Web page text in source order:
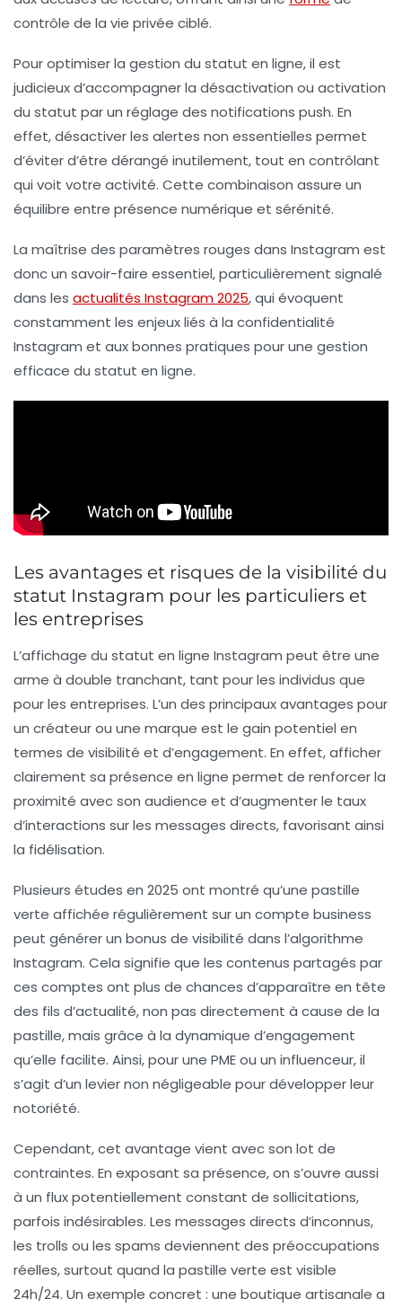
contrôle de la vie privée ciblé.
Pour optimiser la gestion du statut en ligne, il est
judicieux d’accompagner la désactivation ou activation
du statut par un réglage des notifications push. En
effet, désactiver les alertes non essentielles permet
d’éviter d’être dérangé inutilement, tout en contrôlant
qui voit votre activité. Cette combinaison assure un
équilibre entre présence numérique et sérénité.
La maîtrise des paramètres rouges dans Instagram est
donc un savoir-faire essentiel, particulièrement signalé
dans les actualités Instagram 2025, qui évoquent
constamment les enjeux liés à la confidentialité
Instagram et aux bonnes pratiques pour une gestion
efficace du statut en ligne.
Les avantages et risques de la visibilité du
statut Instagram pour les particuliers et
les entreprises
L’affichage du statut en ligne Instagram peut être une
arme à double tranchant, tant pour les individus que
pour les entreprises. L’un des principaux avantages pour
un créateur ou une marque est le gain potentiel en
termes de visibilité et d’engagement. En effet, afficher
clairement sa présence en ligne permet de renforcer la
proximité avec son audience et d’augmenter le taux
d’interactions sur les messages directs, favorisant ainsi
la fidélisation.
Plusieurs études en 2025 ont montré qu’une pastille
verte affichée régulièrement sur un compte business
peut générer un bonus de visibilité dans l’algorithme
Instagram. Cela signifie que les contenus partagés par
ces comptes ont plus de chances d’apparaître en tête
des fils d’actualité, non pas directement à cause de la
pastille, mais grâce à la dynamique d’engagement
qu’elle facilite. Ainsi, pour une PME ou un influenceur, il
s’agit d’un levier non négligeable pour développer leur
notoriété.
Cependant, cet avantage vient avec son lot de
contraintes. En exposant sa présence, on s’ouvre aussi
à un flux potentiellement constant de sollicitations,
parfois indésirables. Les messages directs d’inconnus,
les trolls ou les spams deviennent des préoccupations
réelles, surtout quand la pastille verte est visible
24h/24. Un exemple concret : une boutique artisanale a